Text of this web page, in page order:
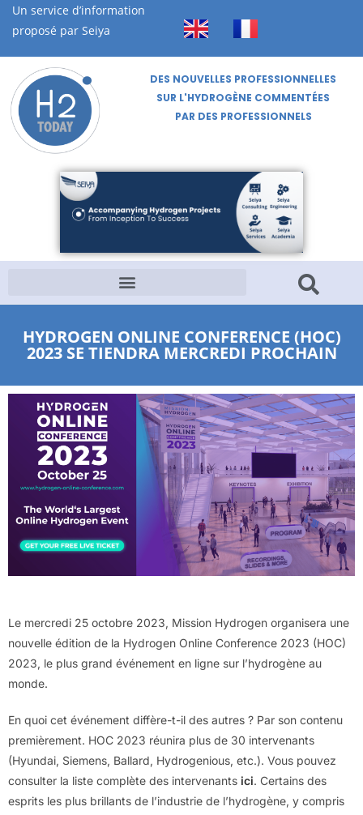
Un service d’information
proposé par Seiya
DES NOUVELLES PROFESSIONNELLES
SUR L'HYDROGÈNE COMMENTÉES
PAR DES PROFESSIONNELS
HYDROGEN ONLINE CONFERENCE (HOC)
2023 SE TIENDRA MERCREDI PROCHAIN
Le mercredi 25 octobre 2023, Mission Hydrogen organisera une
nouvelle édition de la Hydrogen Online Conference 2023 (HOC)
2023, le plus grand événement en ligne sur l’hydrogène au
monde.
En quoi cet événement diffère-t-il des autres ? Par son contenu
premièrement. HOC 2023 réunira plus de 30 intervenants
(Hyundai, Siemens, Ballard, Hydrogenious, etc.). Vous pouvez
consulter la liste complète des intervenants ici. Certains des
esprits les plus brillants de l’industrie de l’hydrogène, y compris